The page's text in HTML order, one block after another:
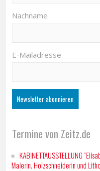
Nachname
E-Mailadresse
Termine von Zeitz.de
KABINETTAUSSTELLUNG
Malerin. Holzschneiderin und